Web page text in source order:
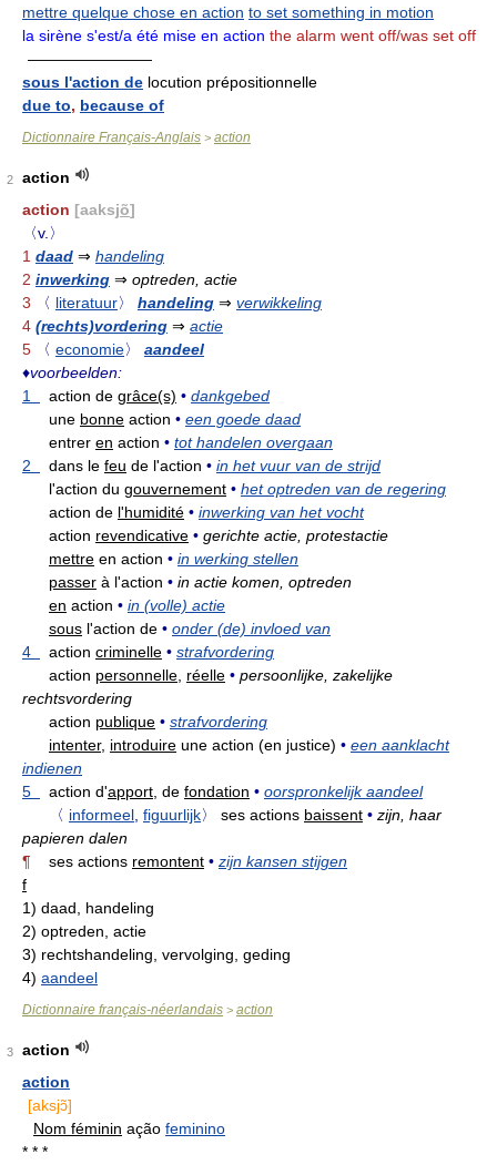
mettre quelque chose en action to set something in motion
la sirène s'est/a été mise en action the alarm went off/was set off
————————
sous l'action de locution prépositionnelle
due to, because of
Dictionnaire Français-Anglais > action
2
action
action [aaksjõ]
〈v.〉
1 daad ⇒ handeling
2 inwerking ⇒ optreden, actie
3
〈 literatuur〉 handeling ⇒ verwikkeling
4 (rechts)vordering ⇒ actie
5
〈 economie〉
aandeel
♦voorbeelden:
1
action de grâce(s) • dankgebed
une bonne action • een goede daad
entrer en action • tot handelen overgaan
2
dans le feu de l'action • in het vuur van de strijd
l'action du gouvernement • het optreden van de regering
action de l'humidité • inwerking van het vocht
action revendicative • gerichte actie, protestactie
mettre en action • in werking stellen
passer à l'action • in actie komen, optreden
en action • in (volle) actie
sous l'action de • onder (de) invloed van
4
action criminelle • strafvordering
action personnelle, réelle • persoonlijke, zakelijke
rechtsvordering
action publique • strafvordering
intenter, introduire une action (en justice) • een aanklacht
indienen
5
action d'apport, de fondation • oorspronkelijk aandeel
〈 informeel, figuurlijk〉 ses actions baissent • zijn, haar
papieren dalen
¶
ses actions remontent • zijn kansen stijgen
f
1) daad, handeling
2) optreden, actie
3) rechtshandeling, vervolging, geding
4) aandeel
Dictionnaire français-néerlandais > action
3
action
action
[aksjɔ̃]
Nom féminin ação feminino
* * *